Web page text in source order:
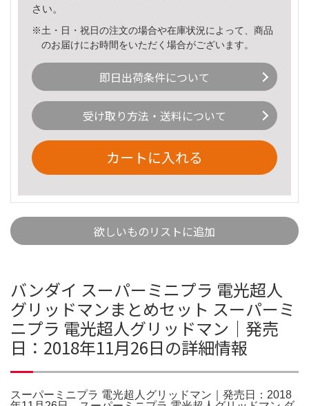
さい。
※土・日・祝日の注文の場合や在庫状況によって、商品
のお届けにお時間をいただく場合がございます。
即日出荷条件について
受け取り方法・送料について
カートに入れる
欲しいものリストに追加
バンダイ スーパーミニプラ 電光超人
グリッドマンまとめセット スーパーミ
ニプラ 電光超人グリッドマン｜発売
日：2018年11月26日の詳細情報
スーパーミニプラ 電光超人グリッドマン｜発売日：2018